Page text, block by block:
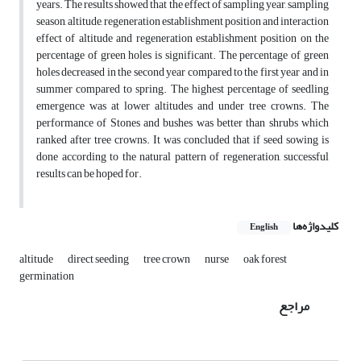
years. The results showed that the effect of sampling year, sampling
season, altitude, regeneration establishment position and interaction
effect of altitude and regeneration establishment position on the
percentage of green holes is significant. The percentage of green
holes decreased in the second year compared to the first year and in
summer compared to spring. The highest percentage of seedling
emergence was at lower altitudes and under tree crowns. The
performance of Stones and bushes was better than shrubs which
ranked after tree crowns. It was concluded that if seed sowing is
done according to the natural pattern of regeneration, successful
results can be hoped for.
کلیدواژه‌ها English
altitude direct seeding tree crown nurse oak forest
germination
مراجع